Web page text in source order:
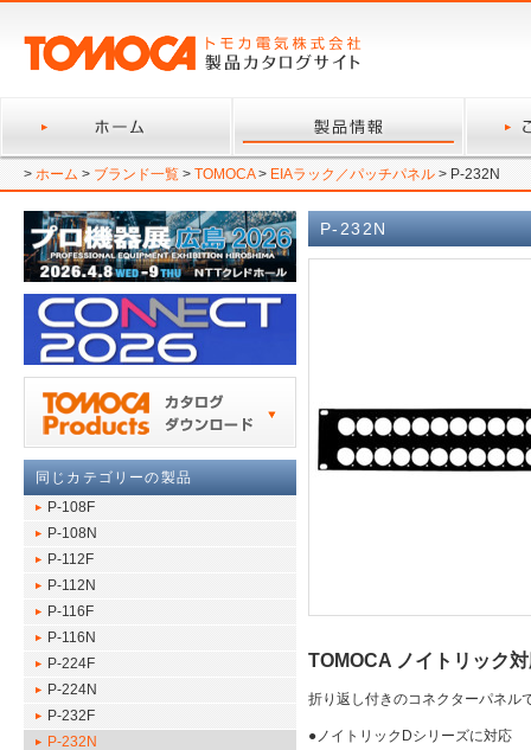
> ホーム > ブランド一覧 > TOMOCA> EIAラック／パッチパネル > P-232N
P-232N
TOMOCA ノイトリック
折り返し付きのコネクターパネル
●ノイトリックDシリーズに対応
同じカテゴリーの製品
P-108F
P-108N
P-112F
P-112N
P-116F
P-116N
P-224F
P-224N
P-232F
P-232N